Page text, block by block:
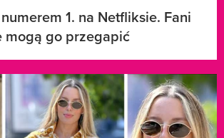
1. na Netfliksie. Fani
mogą go przegapić